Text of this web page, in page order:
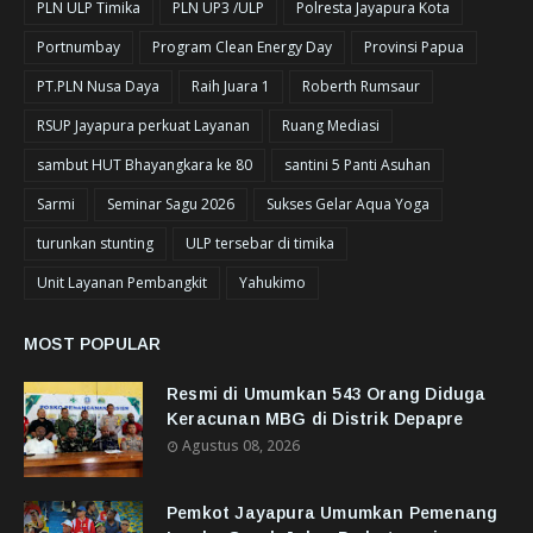
PLN ULP Timika PLN UP3 /ULP
Polresta Jayapura Kota
Portnumbay
Program Clean Energy Day
Provinsi Papua
PT.PLN Nusa Daya
Raih Juara 1
Roberth Rumsaur
RSUP Jayapura perkuat Layanan
Ruang Mediasi
sambut HUT Bhayangkara ke 80
santini 5 Panti Asuhan
Sarmi
Seminar Sagu 2026
Sukses Gelar Aqua Yoga
turunkan stunting
ULP tersebar di timika
Unit Layanan Pembangkit
Yahukimo
MOST POPULAR
Resmi di Umumkan 543 Orang Diduga
Keracunan MBG di Distrik Depapre
Agustus 08, 2026
Pemkot Jayapura Umumkan Pemenang